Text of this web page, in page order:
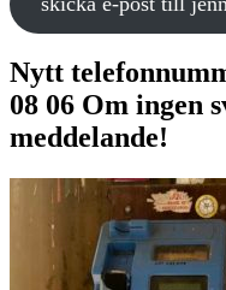
Nytt
08 06 Om ingen
meddelande!